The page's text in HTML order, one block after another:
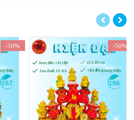
-50% -50%